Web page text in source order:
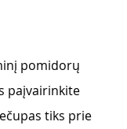
pomidorų
paįvairinkite
tiks prie